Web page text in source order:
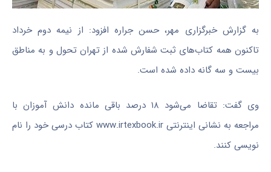
به گزارش خبرگزاری مهر، حسنجراره افزود: از نیمه دوم خرداد
تاکنون همه کتاب‌های ثبت شفارش شده از تهران تحول و به مناطق
بیست و سه گانه داده شده است.
وی گفت: تقاضا می‌شود ۱۸ درصد باقی مانده دانش آموزان با
مراجعه به نشانی اینترنتی www.irtexbook.ir کتاب درسی خود را نام
نویسی کنند.